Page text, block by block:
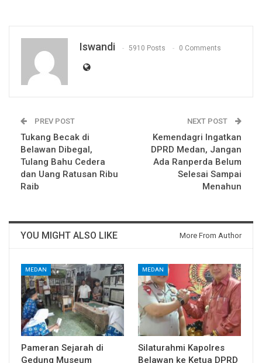
Iswandi 5910 Posts 0 Comments
PREV POST
Tukang Becak di
Belawan Dibegal,
Tulang Bahu Cedera
dan Uang Ratusan Ribu
Raib
NEXT POST
Kemendagri Ingatkan
DPRD Medan, Jangan
Ada Ranperda Belum
Selesai Sampai
Menahun
YOU MIGHT ALSO LIKE More From Author
MEDAN
Pameran Sejarah di
Gedung Museum
MEDAN
Silaturahmi Kapolres
Belawan ke Ketua DPRD